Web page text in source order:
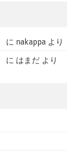
に nakappa より
に はまだ より